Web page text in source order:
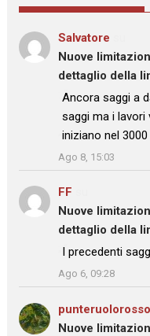
Salvatore
Nuove
dettaglio della
: “
Ancora saggi a
saggi ma i lavori
iniziano nel 3000
”
Ago 8, 15:03
FF
Nuove
dettaglio della
: “ I precedenti
Ago 6, 09:28
punteruolorosso
Nuove